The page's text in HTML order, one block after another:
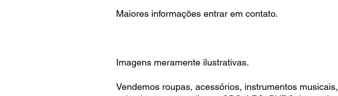
Maiores informações entrar em contato.
Imagens meramente ilustrativas.
Vendemos roupas, acessórios, instrumentos musicais,